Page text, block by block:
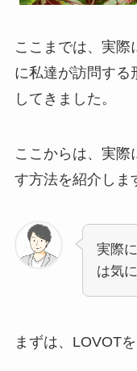
ここまでは、実際
に私達が訪問する
してきました。
ここからは、実際
す方法を紹介しま
実際
は気
まずは、LOVOT